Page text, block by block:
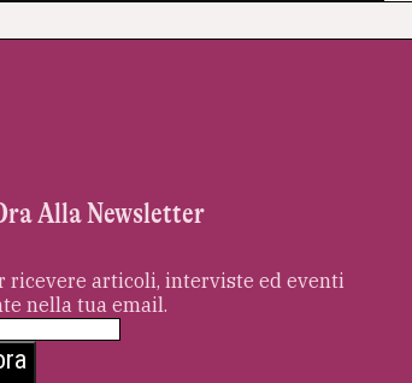
Alla Newsletter
ricevere articoli, interviste ed eventi
nella tua email.